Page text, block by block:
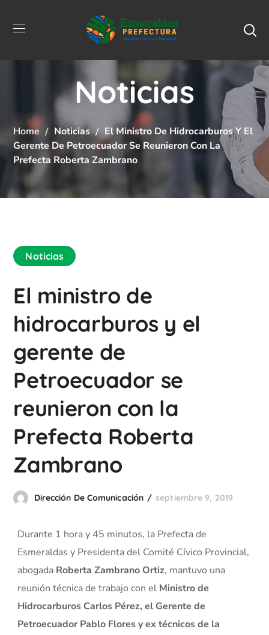
Noticias
Home Noticias
El Ministro De Hidrocarburos Y El
Gerente De Petroecuador Se Reunieron Con La
Prefecta Roberta Zambrano
Noticias
El ministro de
hidrocarburos y el
gerente de
Petroecuador se
reunieron con la
Prefecta Roberta
Zambrano
Dirección De Comunicación septiembre 9, 2019
Durante 1 hora y 45 minutos, la Prefecta de
Esmeraldas y Presidenta del Comité Cívico Provincial,
abogada Roberta Zambrano Ortiz, mantuvo una
reunión técnica de trabajo con el Ministro de
Hidrocarburos Carlos Pérez, el Gerente de
Petroecuador Pablo Flores y ex técnicos de la